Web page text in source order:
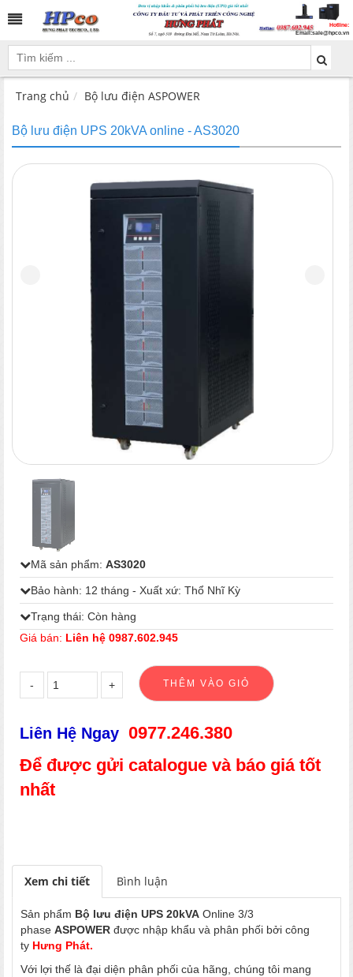
Hotline:
Email:sale@hpco.vn
Trang chủ Bộ lưu điện ASPOWER
Bộ lưu điện UPS 20kVA online - AS3020
Mã sản phẩm: AS3020
Bảo hành: 12 tháng - Xuất xứ: Thổ Nhĩ Kỳ
Trạng thái: Còn hàng
Giá bán: Liên hệ 0987.602.945
Liên Hệ Ngay 0977.246.380
Để được gửi catalogue và báo giá tốt
nhất
Xem chi tiết Bình luận
Sản phẩm Bộ lưu điện UPS 20kVA Online 3/3
phase ASPOWER được nhập khẩu và phân phối bởi công
ty Hưng Phát.
Với lợi thế là đại diện phân phối của hãng, chúng tôi mang